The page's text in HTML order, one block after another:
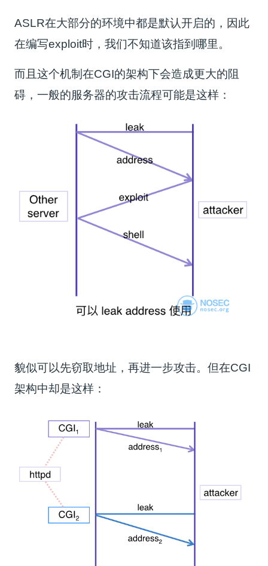
ASLR在大部分的环境中都是默认开启的，因此
在编写exploit时，我们不知道该指到哪里。
而且这个机制在CGI的架构下会造成更大的阻
碍，一般的服务器的攻击流程可能是这样：
貌似可以先窃取地址，再进一步攻击。但在CGI
架构中却是这样：